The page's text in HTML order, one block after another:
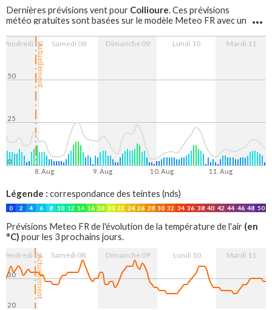
Dernières prévisions vent pour Collioure. Ces prévisions
météo gratuites sont basées sur le modèle Meteo FR avec un
avec un pas d'une heure.
Actuellement
Vendredi 07 Samedi 08 Dimanche 09 Lundi 10 Mardi 11
8. Aug 9. Aug 10. Aug 11. Aug
0
25
50
Légende : correspondance des teintes (nds)
0 2 4 6 8 10 12 14 16 18 20 22 24 26 28 30 32 34 36 38 40 42 44 46 48 50
Prévisions Meteo FR de l'évolution de la température de l'air (en
°C) pour les 3 prochains jours.
Actuellement
Vendredi 07 Samedi 08 Dimanche 09 Lundi 10 Mardi 11
20
30